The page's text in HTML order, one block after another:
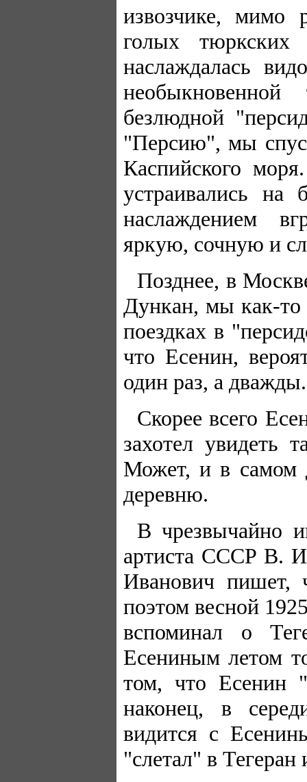
извозчике, мимо
голых тюркских
наслаждалась
безлюдной
"Персию", мы
Каспийского
устраивались на
наслаждением
яркую, сочную и
Позднее, в
Дункан, мы как-то
поездках в
что Есенин,
один раз, а
Скорее всего
захотел увидеть
Может, и в самом
деревню.
В чрезвычайно
артиста СССР В.
Иванович пишет,
поэтом весной
вспоминал о
Есениным летом
том, что Есенин
наконец, в
видится с
"слетал" в